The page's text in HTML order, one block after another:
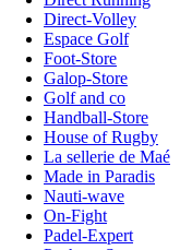
Direct-Volley
Espace Golf
Foot-Store
Galop-Store
Golf and co
Handball-Store
House of Rugby
La sellerie de Maé
Made in Paradis
Nauti-wave
On-Fight
Padel-Expert